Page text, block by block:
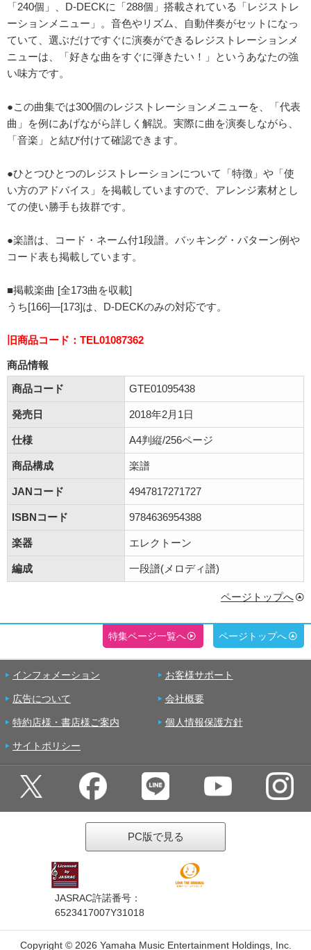
「240個」、D-DECKに「288個」搭載されている「レジストレ
ーションメニュー」。音色やリズム、自動伴奏がセットになっ
ていて、選ぶだけですぐに演奏ができるレジストレーションメ
ニューは、「好きな曲をすぐに弾きたい！」というあなたの強
い味方です。
●この曲集では300個のレジストレーションメニューを、「代表
曲」を例にあげながら詳しく解説。実際に曲を演奏しながら、
「音楽」と結び付けて確認できます。
●ひとつひとつのレジストレーションについて「特徴」や「使
い方のアドバイス」を掲載していますので、アレンジ素材とし
ての使い勝手も抜群です。
●楽譜は、コード・ネーム付1段譜。バッキング・パターン例や
コード表も掲載しています。
■掲載楽曲 [全173曲を収載]
うち[166]―[173]は、D-DECKのみの対応です。
旧商品コード：TEL01087362
商品情報
商品コード
GTE01095438
発売日 2018年2月1日
仕様 A4判縦/256ページ
商品構成 楽譜
JANコード 4947817271727
ISBNコード 9784636954388
楽器 エレクトーン
編成 一段譜(メロディ譜)
ページトップへ
特集ページ一覧へ ページトップへ
インフォメーション お客様サポート
広告について 会社概要
特約店様・書店様ご案内 個人情報保護方針
サイトポリシー
PC版で見る
JASRAC許諾番号：
6523417007Y31018
Copyright © 2026 Yamaha Music Entertainment Holdings, Inc.